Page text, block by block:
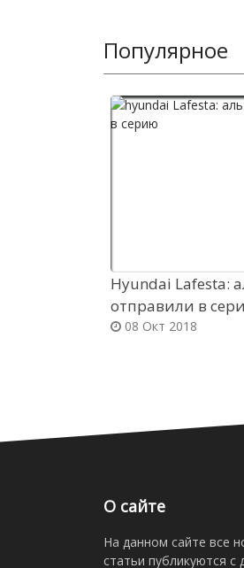
Популярное
Hyundai Lafesta:
отправили в
08 Окт 2018
О сайте
На данном сайте все
статьи публикуются с